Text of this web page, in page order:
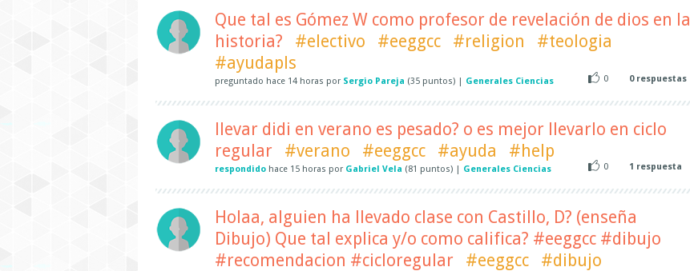
Que tal es Gómez W como profesor de revelación de dios en la
historia?
#electivo #eeggcc #religion
#teologia
#ayudapls
preguntado hace 14 horas por Sergio Pareja (35 puntos) Generales Ciencias 0 0respuestas
llevar didi en verano es pesado? o es mejor llevarlo en ciclo
regular
#verano #eeggcc #ayuda #help
respondido hace 15 horas por Gabriel Vela (81 puntos) Generales Ciencias 0 1 respuesta
Holaa, alguien ha llevado clase con Castillo, D? (enseña
Dibujo) Que tal explica y/o como califica? #eeggcc #dibujo
#recomendacion #cicloregular
#eeggcc
#dibujo